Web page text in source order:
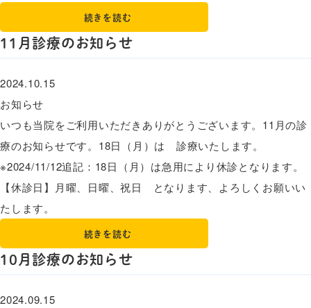
続きを読む
11月診療のお知らせ
2024.10.15
お知らせ
いつも当院をご利用いただきありがとうございます。11月の診
療のお知らせです。18日（月）は 診療いたします。
※2024/11/12追記：18日（月）は急用により休診となります。
【休診日】月曜、日曜、祝日 となります、よろしくお願いい
たします。
続きを読む
10月診療のお知らせ
2024.09.15